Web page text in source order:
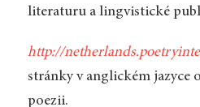
literaturu a lingvistické
http://
stránky v anglickém jazyce
poezii.